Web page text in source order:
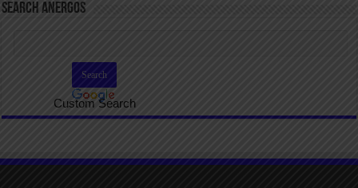
SEARCH ANERGOS
Custom Search